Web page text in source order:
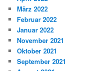
März 2022
Februar 2022
Januar 2022
November 2021
Oktober 2021
September 2021